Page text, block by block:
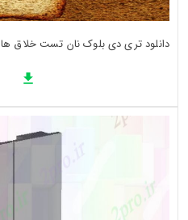
دانلود تری دی بلوک نان تست خلاق ها D طراحی جزئیات کد (کد24188)